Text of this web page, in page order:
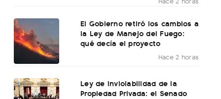
El Gobierno retiró los cambios a
la Ley de Manejo del Fuego:
qué decía el proyecto
Hace 2 horas
Ley de Inviolabilidad de la
Propiedad Privada: el Senado